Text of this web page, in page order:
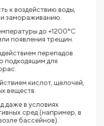
к воздействию воды,
замораживанию.
до +1200°C
появления трещин.
перепадов
подходящим для
кислот, щелочей,
веществ.
даже в условиях
сред (например, в
бассейнов).